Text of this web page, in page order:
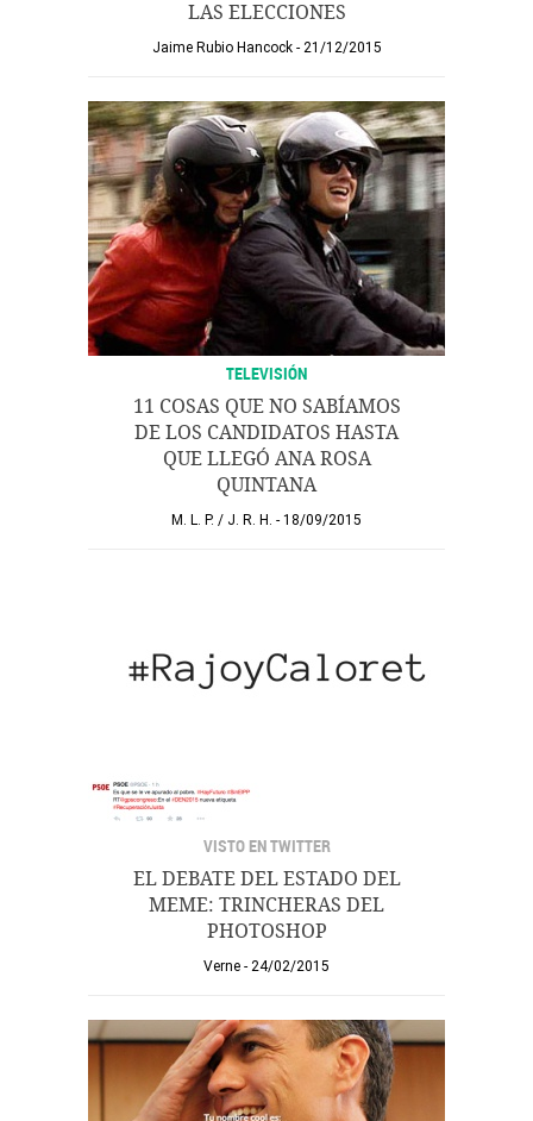
LAS ELECCIONES
Jaime Rubio Hancock 21/12/2015
TELEVISIÓN
11 COSAS QUE NO SABÍAMOS
DE LOS CANDIDATOS HASTA
QUE LLEGÓ ANA ROSA
QUINTANA
M. L. P. / J. R. H. 18/09/2015
VISTO EN TWITTER
EL DEBATE DEL ESTADO DEL
MEME: TRINCHERAS DEL
PHOTOSHOP
Verne 24/02/2015